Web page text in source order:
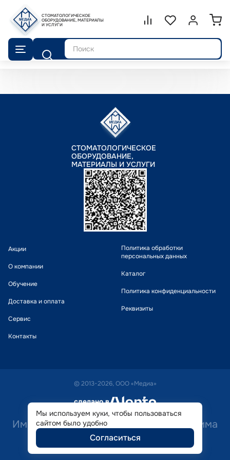
СТОМАТОЛОГИЧЕСКОЕ
ОБОРУДОВАНИЕ, МАТЕРИАЛЫ
И УСЛУГИ
Сравнение.
СписокВойти или
Поиск
СТОМАТОЛОГИЧЕСКОЕ
ОБОРУДОВАНИЕ,
МАТЕРИАЛЫ И УСЛУГИ
Акции
О компании
Обучение
Доставка и оплата
Сервис
Контакты
Политика обработки
персональных данных
Каталог
Политика конфиденциальности
Реквизиты
© 2013-2026, ООО «Медиа»
сделано в alente
Имеются противопоказания. Необходима
консультация специалиста.
Мы используем куки, чтобы пользоваться
сайтом было удобно
Согласиться